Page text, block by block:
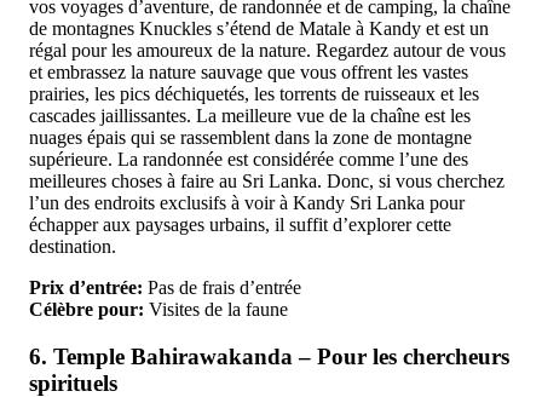
vos voyages d’aventure, de randonnée et de camping, la chaîne
de montagnes Knuckles s’étend de Matale à Kandy et est un
régal pour les amoureux de la nature. Regardez autour de vous
et embrassez la nature sauvage que vous offrent les vastes
prairies, les pics déchiquetés, les torrents de ruisseaux et les
cascades jaillissantes. La meilleure vue de la chaîne est les
nuages épais qui se rassemblent dans la zone de montagne
supérieure. La randonnée est considérée comme l’une des
meilleures choses à faire au Sri Lanka. Donc, si vous cherchez
l’un des endroits exclusifs à voir à Kandy Sri Lanka pour
échapper aux paysages urbains, il suffit d’explorer cette
destination.
Prix d’entrée: Pas de frais d’entrée
Célèbre pour: Visites de la faune
6. Temple Bahirawakanda – Pour les chercheurs
spirituels